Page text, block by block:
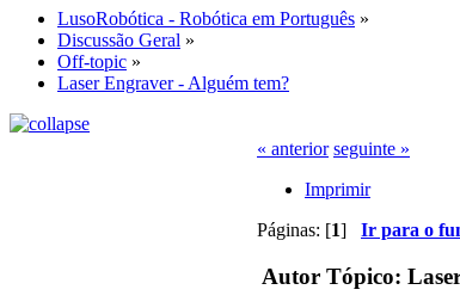
LusoRobótica - Robótica em Português »
Discussão Geral »
Off-topic »
Laser Engraver - Alguém tem?
« anterior seguinte »
Imprimir
Páginas: [1] Ir para o
Autor Tópico: